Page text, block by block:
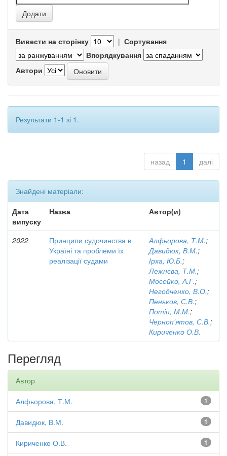
Вивести на сторінку | Сортування
Впорядкування
Автори
Результати 1-1 зі 1.
назад 1 далі
Знайдені матеріали:
Дата
випуску
Назва Автор(и)
2022
Принципи судочинства в
Україні та проблеми їх
реалізації судами
Алфьорова, Т.М.;
Давидюк, В.М.;
Ірха, Ю.Б.;
Лежнєва, Т.М.;
Мосейко, А.Г.;
Негодченко, В.О.;
Пеньков, С.В.;
Потіп, М.М.;
Черноп'ятов, С.В.;
Кириченко О.В.
Перегляд
Автор
1
Алфьорова, Т.М.
1
Давидюк, В.М.
1
Кириченко О.В.